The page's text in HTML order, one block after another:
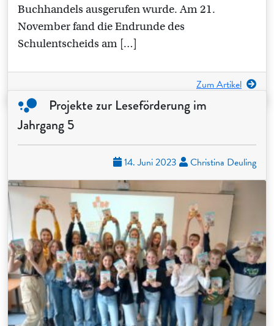
Buchhandels ausgerufen wurde. Am 21.
November fand die Endrunde des
Schulentscheids am […]
Zum Artikel
Projekte zur Leseförderung im
Jahrgang 5
14. Juni 2023 Christina Deuling